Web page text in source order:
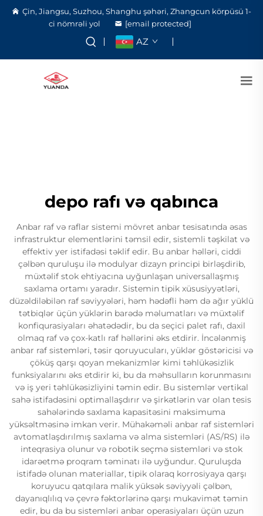
Çin, Jiangsu, Suzhou, Shanghu şəhəri, Zhangcun körpüsü 1-
ci nömrəli yol
[email protected]
AZ
depo rafı və qabınca
Anbar raf və raflar sistemi mövret anbar tesisatında əsas
infrastruktur elementlərini təmsil edir, sistemli təşkilat və
effektiv yer istifadəsi təklif edir. Bu anbar həlləri, ciddi
çəlbən quruluşu ilə modulyar dizayn principi birləşdirib,
müxtəlif stok ehtiyacına uyğunlaşan universallaşmış
saxlama ortamı yaradır. Sistemin tipik xüsusiyyətləri,
düzəldiləbilən raf səviyyələri, həm hədəfli həm də ağır yüklü
tətbiqlər üçün yüklərin barədə məlumatları və müxtəlif
konfiqurasiyaları əhatədədir, bu da seçici palet rafı, daxil
olmaq raf və çox-katlı raf həllərini əks etdirir. İncələnmiş
anbar raf sistemləri, təsir qoruyucuları, yüklər göstəricisi və
çöküş qarşı qoyan mekanizmlər kimi təhlükəsizlik
funksiyalarını əks etdirir ki, bu da məhsulların korunmasını
və iş yeri təhlükəsizliyini təmin edir. Bu sistemlər vertikal
sahə istifadəsini optimallaşdırır və şirkətlərin var olan tesis
sahələrində saxlama kapasitəsini maksimuma
yüksəltməsinə imkan verir. Mühakəməli anbar raf sistemləri
avtomatlaşdırılmış saxlama və alma sistemləri (AS/RS) ilə
inteqrasiya olunur və robotik seçmə sistemləri və stok
idarəetmə proqram təminatı ilə uyğundur. Quruluşda
istifadə olunan materiallar, tipik olaraq korrosiyaya qarşı
koruyucu qatqılara malik yüksək səviyyəli çəlbən,
dayanıqlılıq və çevrə fəktorlərinə qarşı mukavimət təmin
edir, bu da bu sistemləri anbar operasiyaları üçün uzun